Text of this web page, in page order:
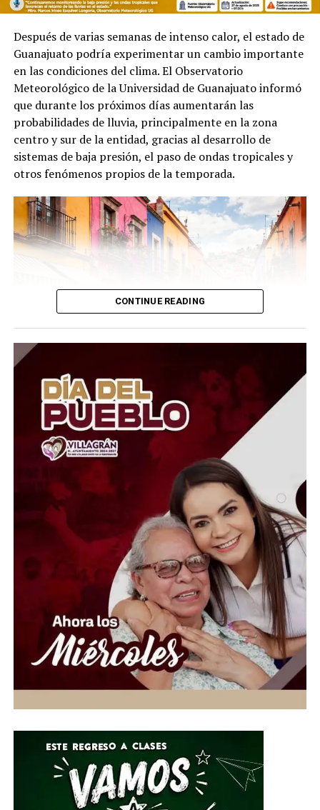
Después de varias semanas de intenso calor, el estado de
Guanajuato podría experimentar un cambio importante
en las condiciones del clima. El Observatorio
Meteorológico de la Universidad de Guanajuato informó
que durante los próximos días aumentarán las
probabilidades de lluvia, principalmente en la zona
centro y sur de la entidad, gracias al desarrollo de
sistemas de baja presión, el paso de ondas tropicales y
otros fenómenos propios de la temporada.
El coordinador del Área de Ciencias Atmosféricas y del
Observatorio Meteorológico de la UG, Marcos Irineo
Esquivel Longoria, explicó que se esperan
precipitaciones de distinta intensidad, desde lluvias
ligeras y aisladas hasta moderadas, dependiendo de la
región. Además, indicó que las temperaturas máximas
oscilarán entre los 28 y 30 grados centígrados en
ciudades como León, Irapuato y Celaya, mientras que en
las zonas serranas el ambiente será más fresco, con
mínimas de entre 10 y 12 grados.
En relación con el huracán Genevieve, el especialista
aclaró que, aunque alcanzó la categoría 5, actualmente
se ha debilitado a categoría 4 y continúa alejándose de
las costas mexicanas, por lo que no representa un riesgo
directo para el país. Asimismo, se prevén rachas de
viento de hasta 40 kilómetros por hora entre martes y
miércoles, condiciones que favorecerán tardes y noches
CONTINUE READING